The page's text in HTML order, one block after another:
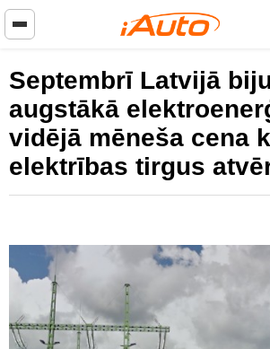
Septembrī Latvijā
augstākā
vidējā mēneša cena
elektrības tirgus